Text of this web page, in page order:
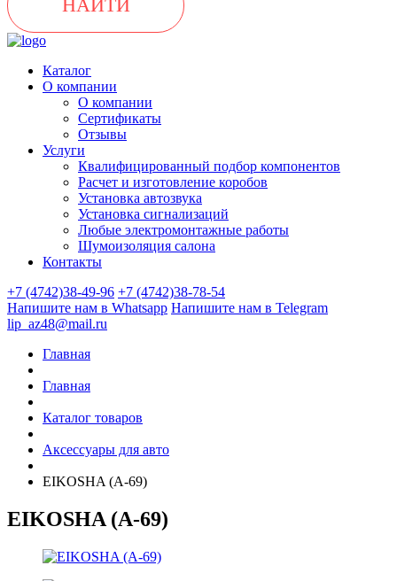
НАЙТИ
Каталог
О компании
О компании
Сертификаты
Отзывы
Услуги
Квалифицированный подбор компонентов
Расчет и изготовление коробов
Установка автозвука
Установка сигнализаций
Любые электромонтажные работы
Шумоизоляция салона
Контакты
+7 (4742)38-49-96 +7 (4742)38-78-54
Напишите нам в Whatsapp Напишите нам в Telegram
lip_az48@mail.ru
Главная
Главная
Каталог товаров
Аксессуары для авто
EIKOSHA (A-69)
EIKOSHA (A-69)